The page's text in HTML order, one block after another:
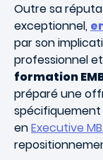
Outre sa
exceptionnel,
par son
professionnel
formation
préparé une
spécifiquement
enExecutive